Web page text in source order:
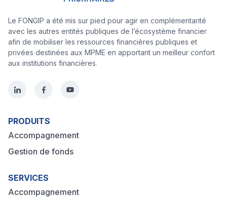
Le FONGIP a été mis sur pied pour agir en complémentarité
avec les autres entités publiques de l’écosystème financier
afin de mobiliser les ressources financières publiques et
privées destinées aux MPME en apportant un meilleur confort
aux institutions financières.
PRODUITS
Accompagnement
Gestion de fonds
SERVICES
Accompagnement